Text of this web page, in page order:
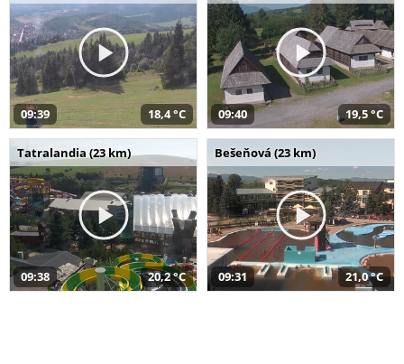
09:39 18,4 °C 09:40 19,5 °C
Tatralandia (23 km)
09:38 20,2 °C
Bešeňová (23 km)
09:31 21,0 °C